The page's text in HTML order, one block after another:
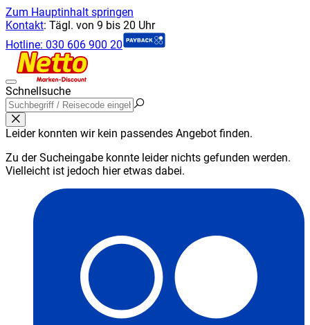
Zum Hauptinhalt springen
Kontakt: Tägl. von 9 bis 20 Uhr
Hotline: 030 606 900 20
Schnellsuche
Leider konnten wir kein passendes Angebot finden.
Zu der Sucheingabe konnte leider nichts gefunden werden.
Vielleicht ist jedoch hier etwas dabei.